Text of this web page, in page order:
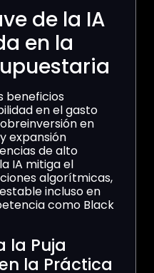
de la IA
en la
beneficios
en el gasto
en
expansión
de alto
IA mitiga el
algorítmicas,
incluso en
como Black
la Puja
la Práctica